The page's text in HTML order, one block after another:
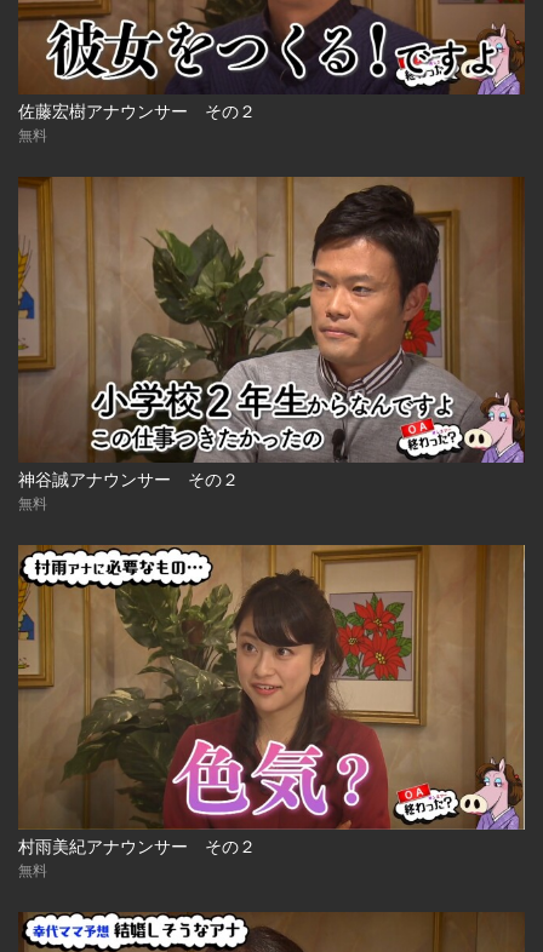
佐藤宏樹アナウンサー その２
無料
神谷誠アナウンサー その２
無料
村雨美紀アナウンサー その２
無料